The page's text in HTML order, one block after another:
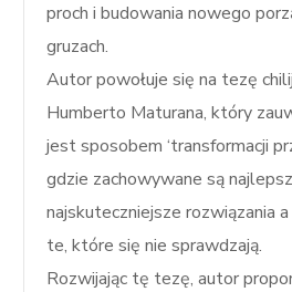
proch i budowania nowego
gruzach.
Autor powołuje się na tezę
Humberto Maturana, który
jest sposobem ‘transformacji
gdzie zachowywane są
najskuteczniejsze rozwiązania
te, które się nie sprawdzają.
Rozwijając tę tezę, autor